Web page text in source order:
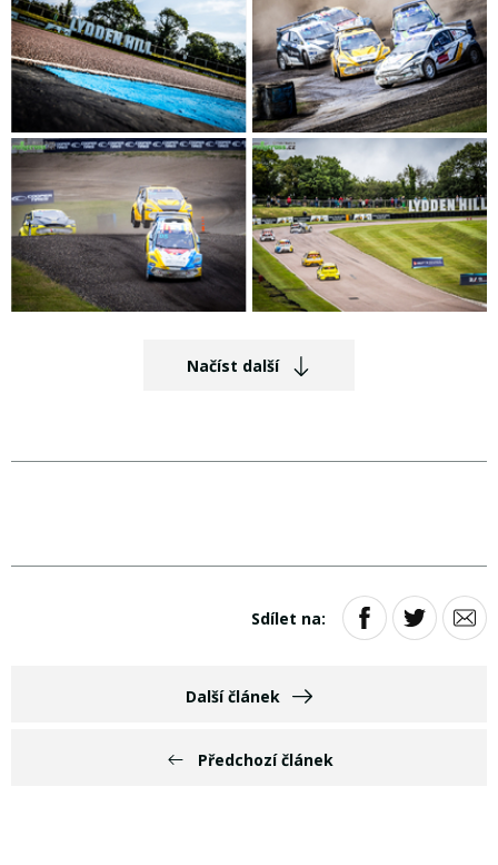
Načíst další
Předchozí článek
Sdílet na:
Další článek